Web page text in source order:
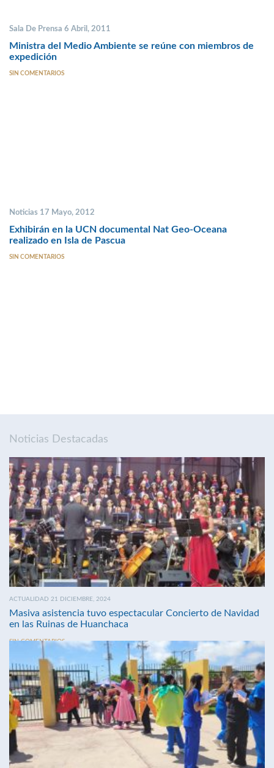
Sala De Prensa 6 Abril, 2011
Ministra del Medio Ambiente se reúne con miembros de
expedición
SIN COMENTARIOS
Noticias 17 Mayo, 2012
Exhibirán en la UCN documental Nat Geo-Oceana
realizado en Isla de Pascua
SIN COMENTARIOS
Noticias Destacadas
ACTUALIDAD 21 DICIEMBRE, 2024
Masiva asistencia tuvo espectacular Concierto de Navidad
en las Ruinas de Huanchaca
SIN COMENTARIOS